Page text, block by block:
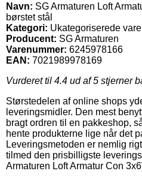
Navn: SG Armaturen Loft
børstet stål
Kategori: Ukategoriserede
Producent: SG Armaturen
Varenummer: 6245978166
EAN: 7021989978169
Vurderet til 4.4 ud af 5 stjerner
Størstedelen af online shops
leveringsmidler. Den mest
bragt ordren til en pakkeshop,
hente produkterne lige når det
Leveringsmetoden er nemlig
tilmed den prisbilligste
Armaturen Loft Armatur Con